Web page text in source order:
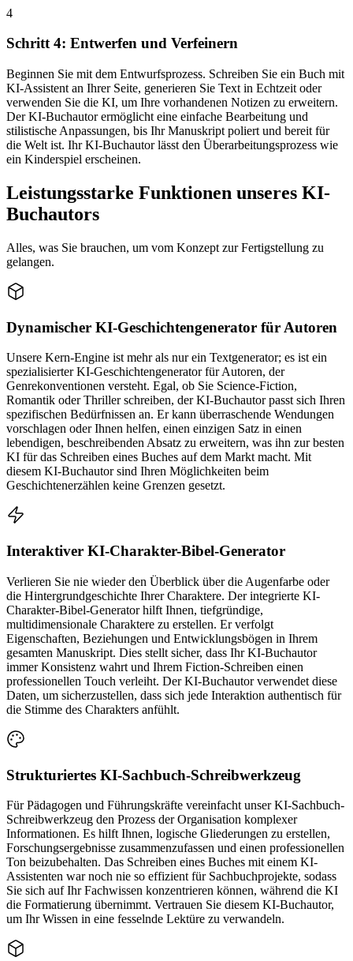
4
Schritt 4: Entwerfen und Verfeinern
Beginnen Sie mit dem Entwurfsprozess. Schreiben Sie ein Buch mit
KI-Assistent an Ihrer Seite, generieren Sie Text in Echtzeit oder
verwenden Sie die KI, um Ihre vorhandenen Notizen zu erweitern.
Der KI-Buchautor ermöglicht eine einfache Bearbeitung und
stilistische Anpassungen, bis Ihr Manuskript poliert und bereit für
die Welt ist. Ihr KI-Buchautor lässt den Überarbeitungsprozess wie
ein Kinderspiel erscheinen.
Leistungsstarke Funktionen unseres KI-
Buchautors
Alles, was Sie brauchen, um vom Konzept zur Fertigstellung zu
gelangen.
Dynamischer KI-Geschichtengenerator für Autoren
Unsere Kern-Engine ist mehr als nur ein Textgenerator; es ist ein
spezialisierter KI-Geschichtengenerator für Autoren, der
Genrekonventionen versteht. Egal, ob Sie Science-Fiction,
Romantik oder Thriller schreiben, der KI-Buchautor passt sich Ihren
spezifischen Bedürfnissen an. Er kann überraschende Wendungen
vorschlagen oder Ihnen helfen, einen einzigen Satz in einen
lebendigen, beschreibenden Absatz zu erweitern, was ihn zur besten
KI für das Schreiben eines Buches auf dem Markt macht. Mit
diesem KI-Buchautor sind Ihren Möglichkeiten beim
Geschichtenerzählen keine Grenzen gesetzt.
Interaktiver KI-Charakter-Bibel-Generator
Verlieren Sie nie wieder den Überblick über die Augenfarbe oder
die Hintergrundgeschichte Ihrer Charaktere. Der integrierte KI-
Charakter-Bibel-Generator hilft Ihnen, tiefgründige,
multidimensionale Charaktere zu erstellen. Er verfolgt
Eigenschaften, Beziehungen und Entwicklungsbögen in Ihrem
gesamten Manuskript. Dies stellt sicher, dass Ihr KI-Buchautor
immer Konsistenz wahrt und Ihrem Fiction-Schreiben einen
professionellen Touch verleiht. Der KI-Buchautor verwendet diese
Daten, um sicherzustellen, dass sich jede Interaktion authentisch für
die Stimme des Charakters anfühlt.
Strukturiertes KI-Sachbuch-Schreibwerkzeug
Für Pädagogen und Führungskräfte vereinfacht unser KI-Sachbuch-
Schreibwerkzeug den Prozess der Organisation komplexer
Informationen. Es hilft Ihnen, logische Gliederungen zu erstellen,
Forschungsergebnisse zusammenzufassen und einen professionellen
Ton beizubehalten. Das Schreiben eines Buches mit einem KI-
Assistenten war noch nie so effizient für Sachbuchprojekte, sodass
Sie sich auf Ihr Fachwissen konzentrieren können, während die KI
die Formatierung übernimmt. Vertrauen Sie diesem KI-Buchautor,
um Ihr Wissen in eine fesselnde Lektüre zu verwandeln.